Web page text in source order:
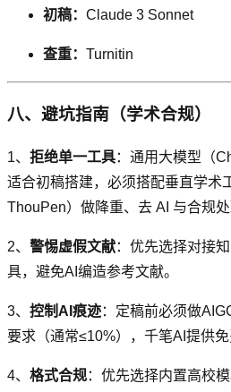
初稿： Claude 3 Sonnet
查重： Turnitin
八、避坑指南（学术合规）
1、 拒绝单一工具：通用大模型（
适合初稿搭建，必须搭配垂直学术
ThouPen）做降重、去 AI 与合规处
2、 警惕虚假文献：优先选择对接
具，避免AI编造参考文献。
3、 控制AI痕迹：定稿前必须做
要求（通常≤10%），千笔AI提供免
4、 格式合规：优先选择内置高校